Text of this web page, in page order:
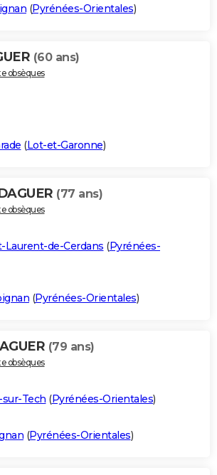
(Pyrénées-Orientales)
(60 ans)
obsèques
(Lot-et-Garonne)
(77 ans)
obsèques
Laurent-de-Cerdans (Pyrénées-
(Pyrénées-Orientales)
(79 ans)
obsèques
sur-Tech (Pyrénées-Orientales)
(Pyrénées-Orientales)